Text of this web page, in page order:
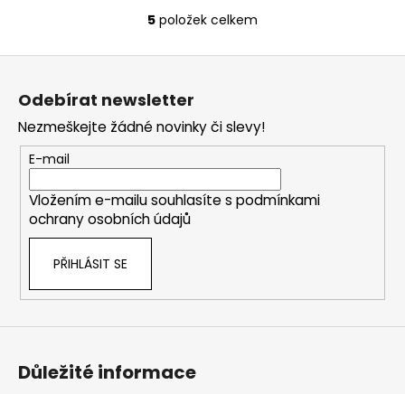
O
v
a
c
í
p
r
ý
p
5 položek celkem
Z
Odebírat newsletter
Nezmeškejte žádné novinky či slevy!
E-mail
Vložením e-mailu souhlasíte s podmínkami
ochrany osobních údajů
PŘIHLÁSIT SE
Důležité informace